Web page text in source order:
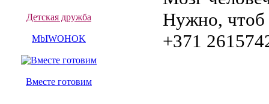
Детская дружба
MbIWOHOK
Вместе готовим
Нужно, чтоб
+371